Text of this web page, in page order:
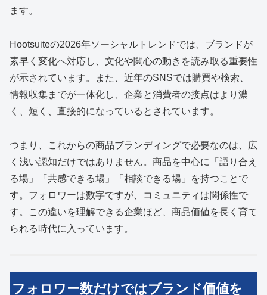
ます。
Hootsuiteの2026年ソーシャルトレンドでは、ブランドが
素早く変化へ対応し、文化や関心の動きを読み取る重要性
が示されています。また、近年のSNSでは購買や検索、
情報収集までが一体化し、企業と消費者の接点はより濃
く、短く、直接的になっているとされています。
つまり、これからの商品ブランディングで必要なのは、広
く浅い認知だけではありません。商品を中心に「語り合え
る場」「共感できる場」「相談できる場」を持つことで
す。フォロワーは数字ですが、コミュニティは関係性で
す。この違いを理解できる企業ほど、商品価値を長く育て
られる時代に入っています。
フォロワー数だけではブランド価値を